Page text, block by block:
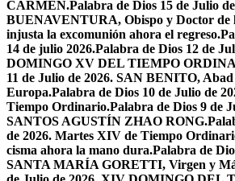
CARMEN.Palabra de Dios 15 de Julio
BUENAVENTURA, Obispo y Doctor de
injusta la excomunión ahora el regreso.
14 de julio 2026.Palabra de Dios 12 de
DOMINGO XV DEL TIEMPO
11 de Julio de 2026. SAN BENITO,
Europa.Palabra de Dios 10 de Julio de
Tiempo Ordinario.Palabra de Dios 9 de
SANTOS AGUSTÍN ZHAO RONG.
de 2026. Martes XIV de Tiempo
cisma ahora la mano dura.Palabra de
SANTA MARÍA GORETTI, Virgen y